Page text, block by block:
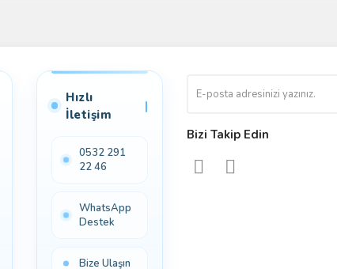
Hızlı
İletişim
0532 291
22 46
WhatsApp
Destek
Bize Ulaşın
Bizi Takip Edin